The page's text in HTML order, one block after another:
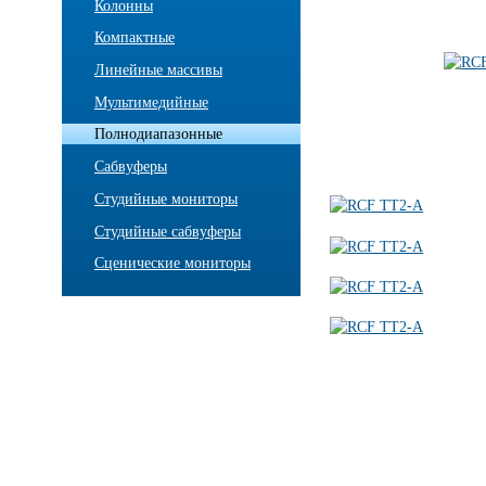
Колонны
Компактные
Линейные массивы
Мультимедийные
Полнодиапазонные
Сабвуферы
Студийные мониторы
Студийные сабвуферы
Сценические мониторы